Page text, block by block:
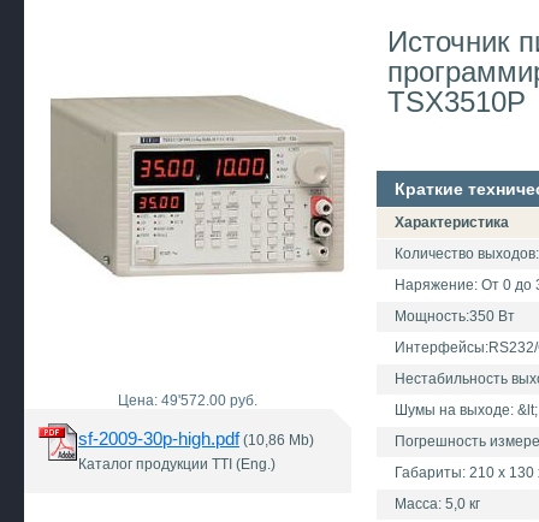
Цена: 49'572.00 руб.
sf-2009-30p-high.pdf(10,86 Mb)
Каталог продукции TTI (Eng.)
Источник
TSX3510P
Краткие
Характеристика
Количество
Наряжение: От 0 до
Мощность:350 Вт
Интерфейсы:RS232/
Нестабильность
Шумы на выходе:
Погрешность
Габариты: 210 х
Масса: 5,0 кг